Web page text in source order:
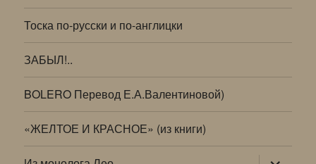
Тоска по-русски и по-англицки
ЗАБЫЛ!..
BOLERO Перевод Е.А.Валентиновой)
«ЖЕЛТОЕ И КРАСНОЕ» (из книги)
раскрыть